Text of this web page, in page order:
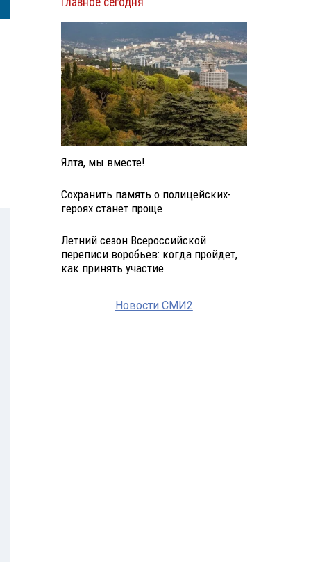
Ялта, мы вместе!
Сохранить память о полицейских-
героях станет проще
Летний сезон Всероссийской
переписи воробьев: когда пройдет,
как принять участие
Новости СМИ2